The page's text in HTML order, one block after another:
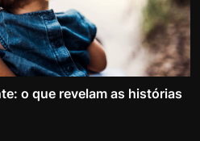
o que revelam as histórias